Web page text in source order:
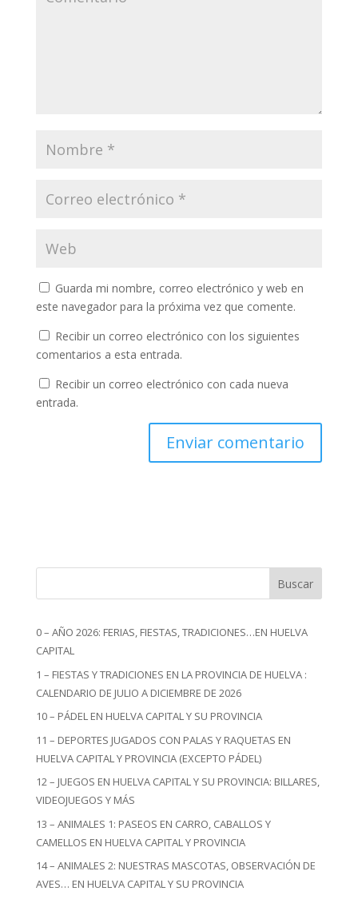
Guarda mi nombre, correo electrónico y web en
este navegador para la próxima vez que comente.
Recibir un correo electrónico con los siguientes
comentarios a esta entrada.
Recibir un correo electrónico con cada nueva
entrada.
Buscar
0 – AÑO 2026: FERIAS, FIESTAS, TRADICIONES…EN HUELVA
CAPITAL
1 – FIESTAS Y TRADICIONES EN LA PROVINCIA DE HUELVA :
CALENDARIO DE JULIO A DICIEMBRE DE 2026
10 – PÁDEL EN HUELVA CAPITAL Y SU PROVINCIA
11 – DEPORTES JUGADOS CON PALAS Y RAQUETAS EN
HUELVA CAPITAL Y PROVINCIA (EXCEPTO PÁDEL)
12 – JUEGOS EN HUELVA CAPITAL Y SU PROVINCIA: BILLARES,
VIDEOJUEGOS Y MÁS
13 – ANIMALES 1: PASEOS EN CARRO, CABALLOS Y
CAMELLOS EN HUELVA CAPITAL Y PROVINCIA
14 – ANIMALES 2: NUESTRAS MASCOTAS, OBSERVACIÓN DE
AVES… EN HUELVA CAPITAL Y SU PROVINCIA